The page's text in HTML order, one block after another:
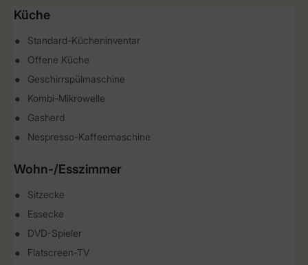
Küche
Standard-Kücheninventar
Offene Küche
Geschirrspülmaschine
Kombi-Mikrowelle
Gasherd
Nespresso-Kaffeemaschine
Wohn-/Esszimmer
Sitzecke
Essecke
DVD-Spieler
Flatscreen-TV